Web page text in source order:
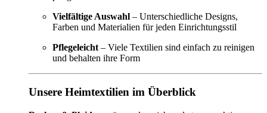
Vielfältige Auswahl – Unterschiedliche Designs,
Farben und Materialien für jeden Einrichtungsstil
Pflegeleicht – Viele Textilien sind einfach zu reinigen
und behalten ihre Form
Unsere Heimtextilien im Überblick